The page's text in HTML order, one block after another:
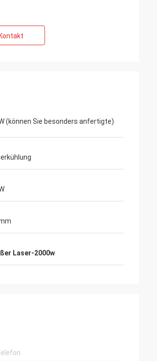
Kontakt
(können Sie besonders anfertigte)
Laser-2000w